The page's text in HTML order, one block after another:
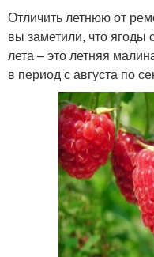
Отличить летнюю от
вы заметили, что ягоды
лета – это летняя
в период с августа по